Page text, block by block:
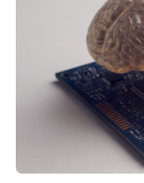
Lösung zur
Avatare. Gen-
kosteneffiziente
erstellen.
Animation, bei der
und Mimik im